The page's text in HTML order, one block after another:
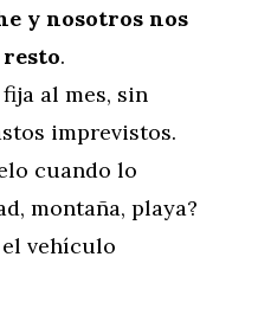
y nosotros nos
resto.
al mes, sin
imprevistos.
cuando lo
montaña, playa?
vehículo